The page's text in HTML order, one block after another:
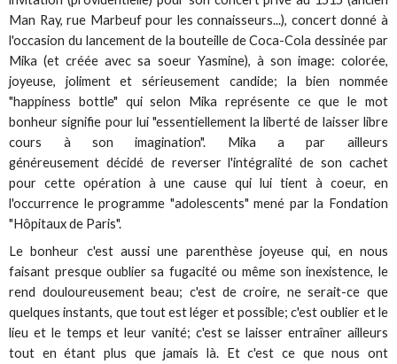
Man Ray, rue Marbeuf pour les connaisseurs...), concert donné à
l'occasion du lancement de la bouteille de Coca-Cola dessinée par
Mika (et créée avec sa soeur Yasmine), à son image: colorée,
joyeuse, joliment et sérieusement candide; la bien nommée
"happiness bottle" qui selon Mika représente ce que le mot
bonheur signifie pour lui "essentiellement la liberté de laisser libre
cours à son imagination". Mika a par ailleurs
généreusement décidé de reverser l'intégralité de son cachet
pour cette opération à une cause qui lui tient à coeur, en
l'occurrence le programme "adolescents" mené par la Fondation
"Hôpitaux de Paris".
Le bonheur c'est aussi une parenthèse joyeuse qui, en nous
faisant presque oublier sa fugacité ou même son inexistence, le
rend douloureusement beau; c'est de croire, ne serait-ce que
quelques instants, que tout est léger et possible; c'est oublier et le
lieu et le temps et leur vanité; c'est se laisser entraîner ailleurs
tout en étant plus que jamais là. Et c'est ce que nous ont